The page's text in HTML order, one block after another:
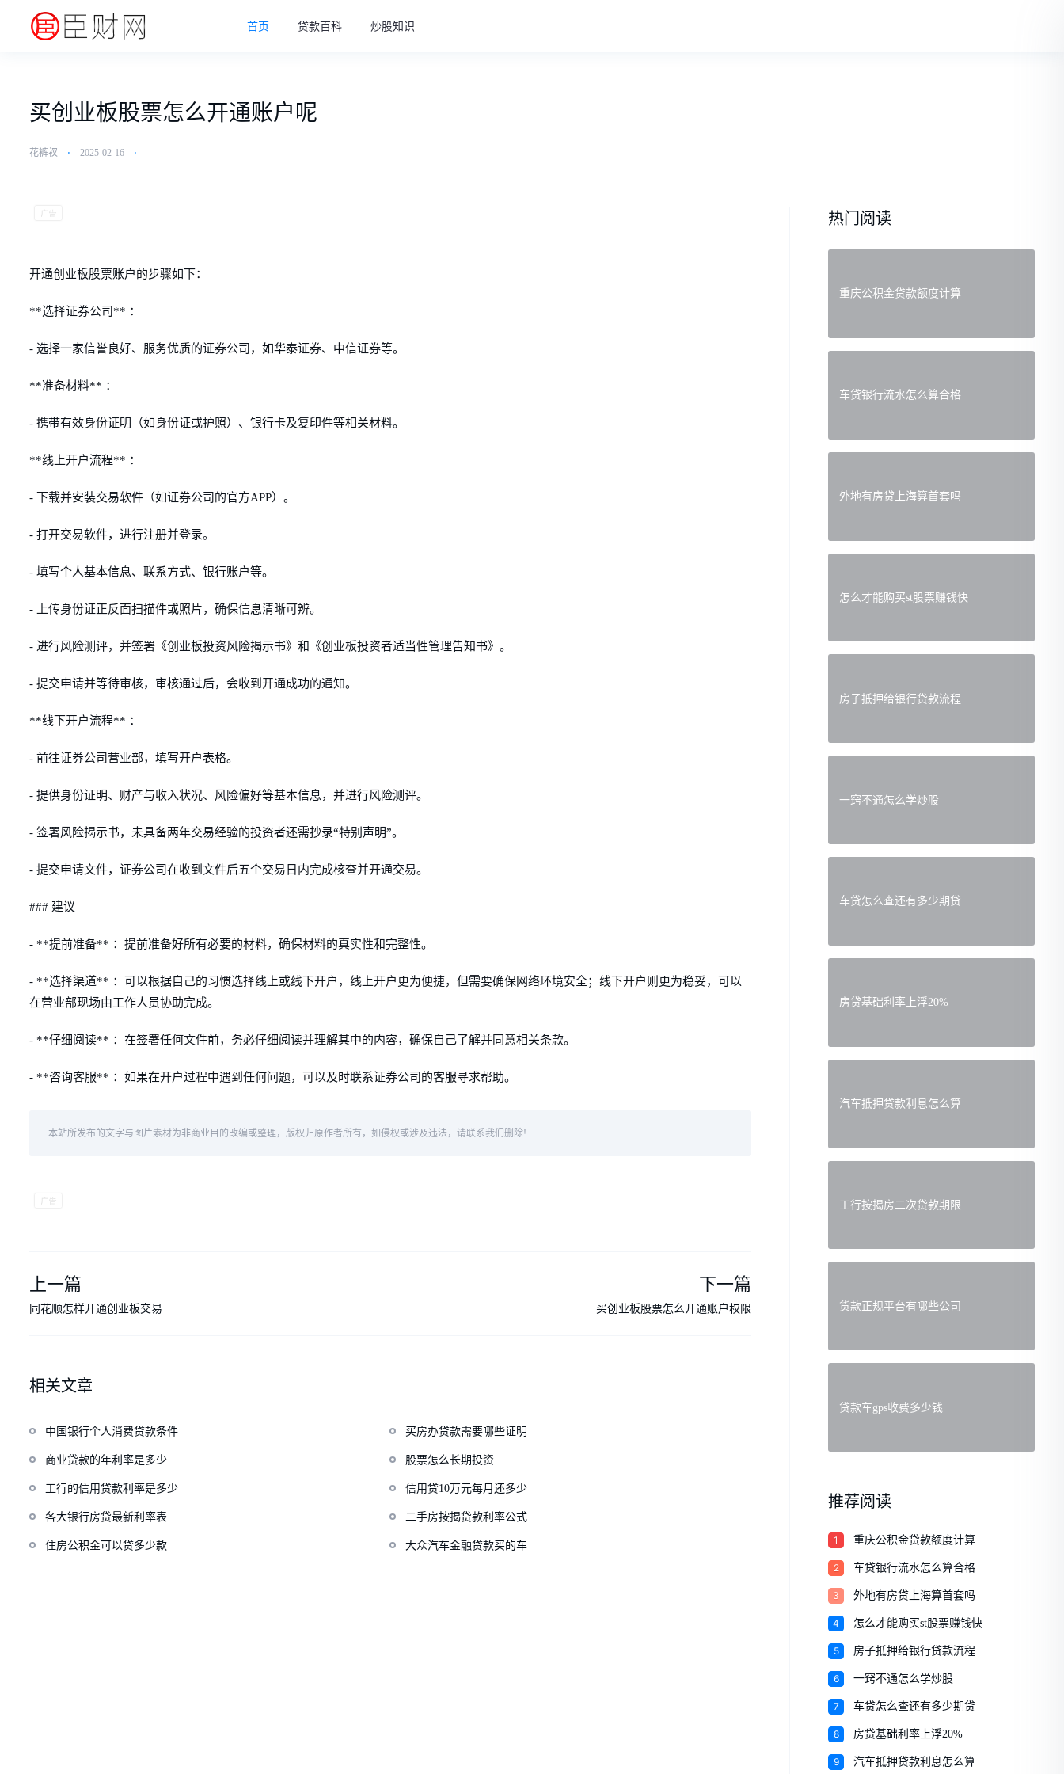
首页 贷款百科 炒股知识
买创业板股票怎么开通账户呢
花裤衩 ⋅ 2025-02-16 ⋅
开通创业板股票账户的步骤如下：
**选择证券公司** ：
- 选择一家信誉良好、服务优质的证券公司，如华泰证券、中信证券等。
**准备材料** ：
- 携带有效身份证明（如身份证或护照）、银行卡及复印件等相关材料。
**线上开户流程** ：
- 下载并安装交易软件（如证券公司的官方APP）。
- 打开交易软件，进行注册并登录。
- 填写个人基本信息、联系方式、银行账户等。
- 上传身份证正反面扫描件或照片，确保信息清晰可辨。
- 进行风险测评，并签署《创业板投资风险揭示书》和《创业板投资者适当性管理告知书》。
- 提交申请并等待审核，审核通过后，会收到开通成功的通知。
**线下开户流程** ：
- 前往证券公司营业部，填写开户表格。
- 提供身份证明、财产与收入状况、风险偏好等基本信息，并进行风险测评。
- 签署风险揭示书，未具备两年交易经验的投资者还需抄录“特别声明”。
- 提交申请文件，证券公司在收到文件后五个交易日内完成核查并开通交易。
### 建议
- **提前准备** ：提前准备好所有必要的材料，确保材料的真实性和完整性。
- **选择渠道** ：可以根据自己的习惯选择线上或线下开户，线上开户更为便捷，但需要确保网络环境安全；线下开户则更为稳妥，可以
在营业部现场由工作人员协助完成。
- **仔细阅读** ：在签署任何文件前，务必仔细阅读并理解其中的内容，确保自己了解并同意相关条款。
- **咨询客服** ：如果在开户过程中遇到任何问题，可以及时联系证券公司的客服寻求帮助。
本站所发布的文字与图片素材为非商业目的改编或整理，版权归原作者所有，如侵权或涉及违法，请联系我们删除!
上一篇
同花顺怎样开通创业板交易
下一篇
买创业板股票怎么开通账户权限
相关文章
中国银行个人消费贷款条件 买房办贷款需要哪些证明
商业贷款的年利率是多少 股票怎么长期投资
工行的信用贷款利率是多少 信用贷10万元每月还多少
各大银行房贷最新利率表 二手房按揭贷款利率公式
住房公积金可以贷多少款 大众汽车金融贷款买的车
热门阅读
重庆公积金贷款额度计算
车贷银行流水怎么算合格
外地有房贷上海算首套吗
怎么才能购买st股票赚钱快
房子抵押给银行贷款流程
一窍不通怎么学炒股
车贷怎么查还有多少期贷
房贷基础利率上浮20%
汽车抵押贷款利息怎么算
工行按揭房二次贷款期限
货款正规平台有哪些公司
贷款车gps收费多少钱
推荐阅读
1 重庆公积金贷款额度计算
2 车贷银行流水怎么算合格
3 外地有房贷上海算首套吗
4 怎么才能购买st股票赚钱快
5 房子抵押给银行贷款流程
6 一窍不通怎么学炒股
7 车贷怎么查还有多少期贷
8 房贷基础利率上浮20%
9 汽车抵押贷款利息怎么算